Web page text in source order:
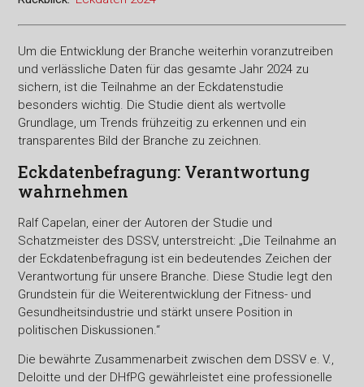
Um die Entwicklung der Branche weiterhin voranzutreiben
und verlässliche Daten für das gesamte Jahr 2024 zu
sichern, ist die Teilnahme an der Eckdatenstudie
besonders wichtig. Die Studie dient als wertvolle
Grundlage, um Trends frühzeitig zu erkennen und ein
transparentes Bild der Branche zu zeichnen.
Eckdatenbefragung: Verantwortung
wahrnehmen
Ralf Capelan, einer der Autoren der Studie und
Schatzmeister des DSSV, unterstreicht: „Die Teilnahme an
der Eckdatenbefragung ist ein bedeutendes Zeichen der
Verantwortung für unsere Branche. Diese Studie legt den
Grundstein für die Weiterentwicklung der Fitness- und
Gesundheitsindustrie und stärkt unsere Position in
politischen Diskussionen.“
Die bewährte Zusammenarbeit zwischen dem DSSV e. V.,
Deloitte und der DHfPG gewährleistet eine professionelle